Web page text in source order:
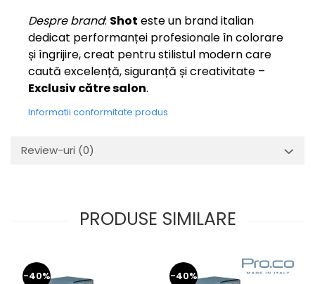
Despre brand: Shot este un brand italian
dedicat performanței profesionale în colorare
și îngrijire, creat pentru stilistul modern care
caută excelență, siguranță și creativitate –
Exclusiv către salon.
Informatii conformitate produs
Review-uri (0)
PRODUSE SIMILARE
-40% -40%